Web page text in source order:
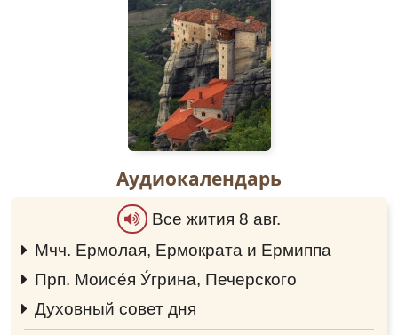
Аудиокалендарь
Все жития 8 авг.
Мчч. Ермолая, Ермократа и Ермиппа
0:00
Прп. Моисе́я У́грина, Печерского
0:00
Духовный совет дня
0:00